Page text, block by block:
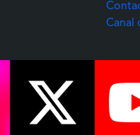
Canal